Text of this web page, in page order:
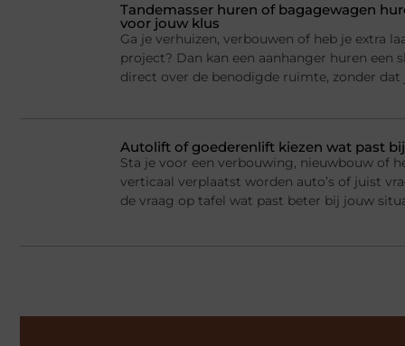
Tandemasser huren of bagagewagen
voor jouw klus
Ga je verhuizen, verbouwen of heb je extra
project? Dan kan een aanhanger huren een
direct over de benodigde ruimte, zonder dat
Autolift of goederenlift kiezen wat past
Sta je voor een verbouwing, nieuwbouw of
verticaal verplaatst worden auto’s of juist
de vraag op tafel wat past beter bij jouw